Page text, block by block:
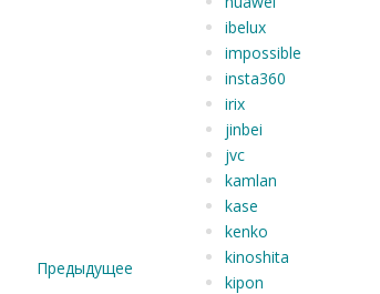
Предыдущее
ibelux
impossible
insta360
irix
jinbei
jvc
kamlan
kase
kenko
kinoshita
kipon